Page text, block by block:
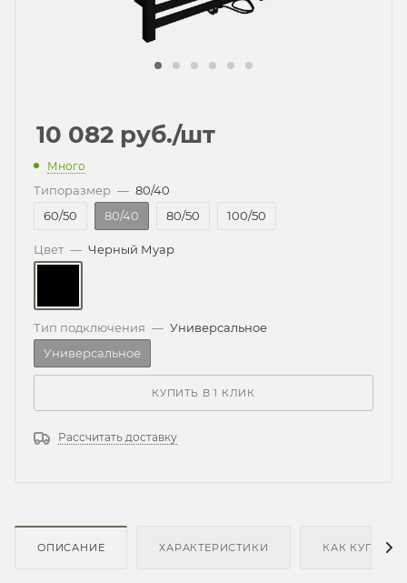
10 082 руб./шт
Много
Типоразмер — 80/40
60/50
80/40 80/50 100/50
Цвет — Черный Муар
Тип подключения — Универсальное
Универсальное
КУПИТЬ В 1 КЛИК
Рассчитать доставку
ОПИСАНИЕ ХАРАКТЕРИСТИКИ КАК КУПИТЬ